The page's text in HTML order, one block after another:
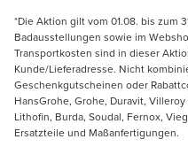
*Die Aktion gilt vom 01.08. bis zum
Badausstellungen sowie im
Transportkosten sind in dieser
Kunde/Lieferadresse. Nicht
Geschenkgutscheinen oder
HansGrohe, Grohe, Duravit,
Lithofin, Burda, Soudal, Fernox,
Ersatzteile und Maßanfertigungen.